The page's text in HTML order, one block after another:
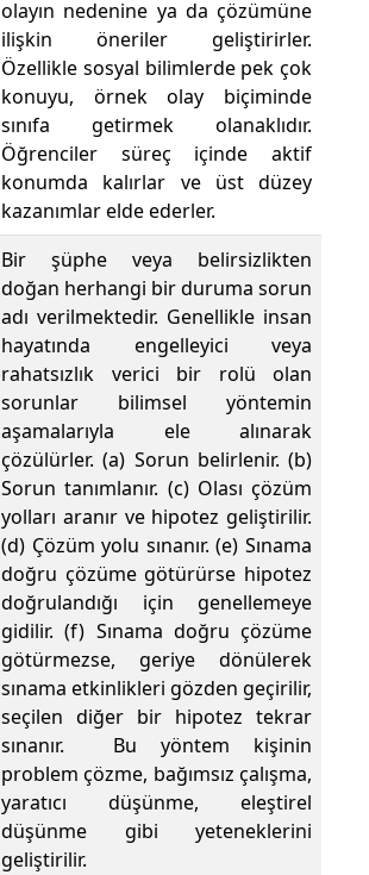
olayın nedenine ya da çözümüne
ilişkin öneriler geliştirirler.
Özellikle sosyal bilimlerde pek çok
konuyu, örnek olay biçiminde
sınıfa getirmek olanaklıdır.
Öğrenciler süreç içinde aktif
konumda kalırlar ve üst düzey
kazanımlar elde ederler.
Bir şüphe veya belirsizlikten
doğan herhangi bir duruma sorun
adı verilmektedir. Genellikle insan
hayatında engelleyici veya
rahatsızlık verici bir rolü olan
sorunlar bilimsel yöntemin
aşamalarıyla ele alınarak
çözülürler. (a) Sorun belirlenir. (b)
Sorun tanımlanır. (c) Olası çözüm
yolları aranır ve hipotez geliştirilir.
(d) Çözüm yolu sınanır. (e) Sınama
doğru çözüme götürürse hipotez
doğrulandığı için genellemeye
gidilir. (f) Sınama doğru çözüme
götürmezse, geriye dönülerek
sınama etkinlikleri gözden geçirilir,
seçilen diğer bir hipotez tekrar
sınanır. Bu yöntem kişinin
problem çözme, bağımsız çalışma,
yaratıcı düşünme, eleştirel
düşünme gibi yeteneklerini
geliştirilir.